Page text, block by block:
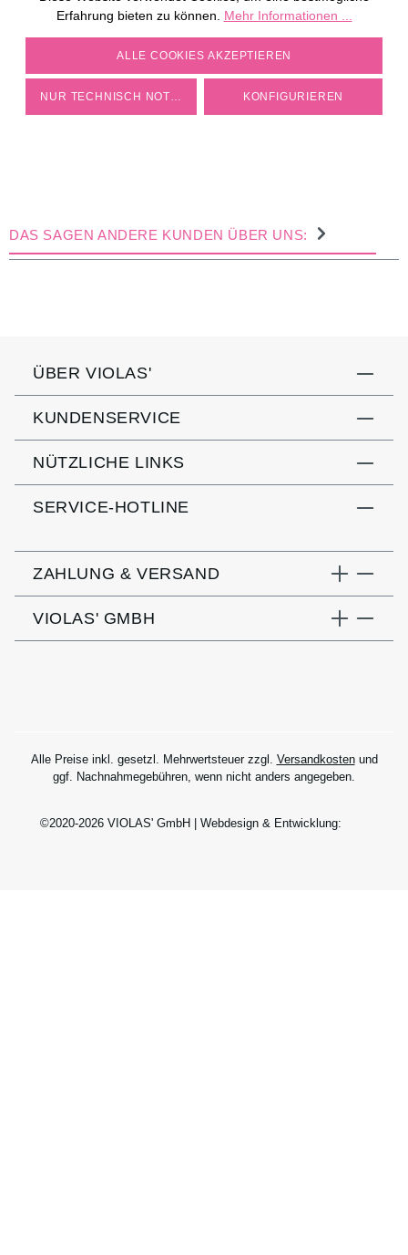
DAS SAGEN ANDERE KUNDEN ÜBER UNS:
ÜBER VIOLAS'
KUNDENSERVICE
NÜTZLICHE LINKS
SERVICE-HOTLINE
ZAHLUNG & VERSAND
VIOLAS' GMBH
Alle Preise inkl. gesetzl. Mehrwertsteuer zzgl. Versandkostenund
ggf. Nachnahmegebühren, wenn nicht anders angegeben.
©2020-2026 VIOLAS' GmbH | Webdesign & Entwicklung:
Erfahrung bieten zu können. Mehr Informationen ...
COOKIE-EINSTELLUNGEN
ALLE COOKIES AKZEPTIEREN
NUR TECHNISCH NOTWENDIGE KONFIGURIEREN